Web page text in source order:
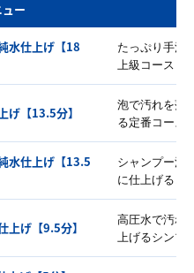
ー
水仕上げ【18
たっぷり手洗
上級コース
げ【13.5分】
泡で汚れを落
る定番コース
水仕上げ【13.5
シャンプー洗
に仕上げるコ
上げ【9.5分】
高圧水で汚れ
上げるシンプ